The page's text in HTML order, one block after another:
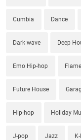
Cumbia Dance
Dark wave Deep
Emo Hip-hop
Future House
Hip-hop Holiday
J-pop Jazz